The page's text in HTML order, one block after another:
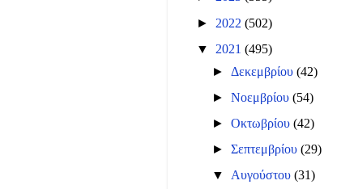
► 2022 (502)
▼ 2021 (495)
► Δεκεμβρίου(42)
►Νοεμβρίου(54)
►Οκτωβρίου(42)
►Σεπτεμβρίου(29)
▼ Αυγούστου(31)